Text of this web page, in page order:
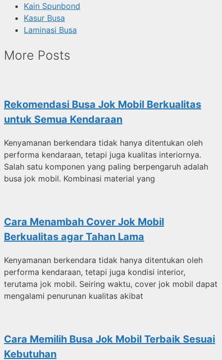
Kain Spunbond
Kasur Busa
Laminasi Busa
More Posts
Rekomendasi Busa Jok Mobil Berkualitas
untuk Semua Kendaraan
Kenyamanan berkendara tidak hanya ditentukan oleh
performa kendaraan, tetapi juga kualitas interiornya.
Salah satu komponen yang paling berpengaruh adalah
busa jok mobil. Kombinasi material yang
Cara Menambah Cover Jok Mobil
Berkualitas agar Tahan Lama
Kenyamanan berkendara tidak hanya ditentukan oleh
performa kendaraan, tetapi juga kondisi interior,
terutama jok mobil. Seiring waktu, cover jok mobil dapat
mengalami penurunan kualitas akibat
Cara Memilih Busa Jok Mobil Terbaik Sesuai
Kebutuhan